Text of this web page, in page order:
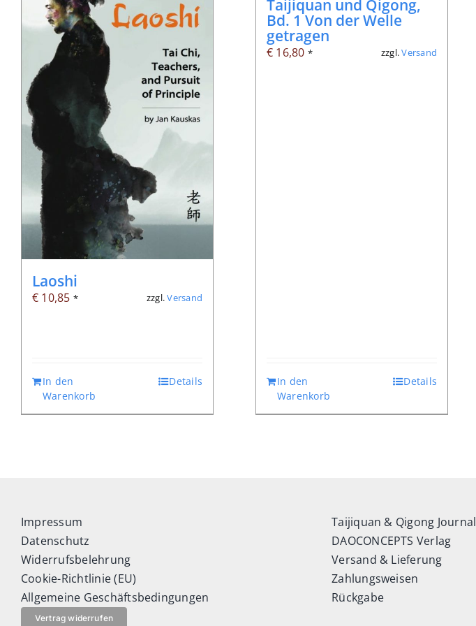
Laoshi
€ 10,85 * zzgl.Versand
In den
Warenkorb
Details
Taijiquan und Qigong,
Bd. 1 Von der Welle
getragen
€ 16,80 * zzgl.Versand
In den
Warenkorb
Details
Impressum
Datenschutz
Widerrufsbelehrung
Cookie-Richtlinie (EU)
Allgemeine Geschäftsbedingungen
Vertrag widerrufen
Taijiquan & Qigong Journal
DAOCONCEPTS Verlag
Versand & Lieferung
Zahlungsweisen
Rückgabe